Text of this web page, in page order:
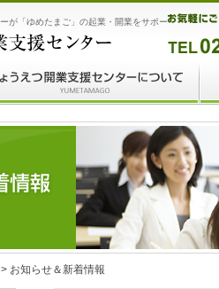
が「ゆめたまご」の起業・開業をサポート
> お知らせ＆新着情報